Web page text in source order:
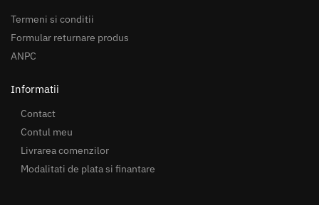
Termeni si conditii
Formular returnare produs
ANPC
Informatii
Contact
Contul meu
Livrarea comenzilor
Modalitati de plata si finantare